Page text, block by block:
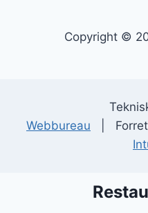
Copyright ©
Webbureau |